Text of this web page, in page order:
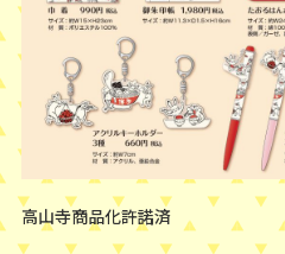
高山寺商品化許諾済